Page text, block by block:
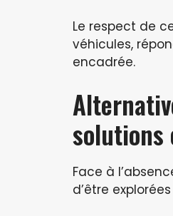
Le respect de
véhicules,
encadrée.
solutions
Face à
d’être explorées